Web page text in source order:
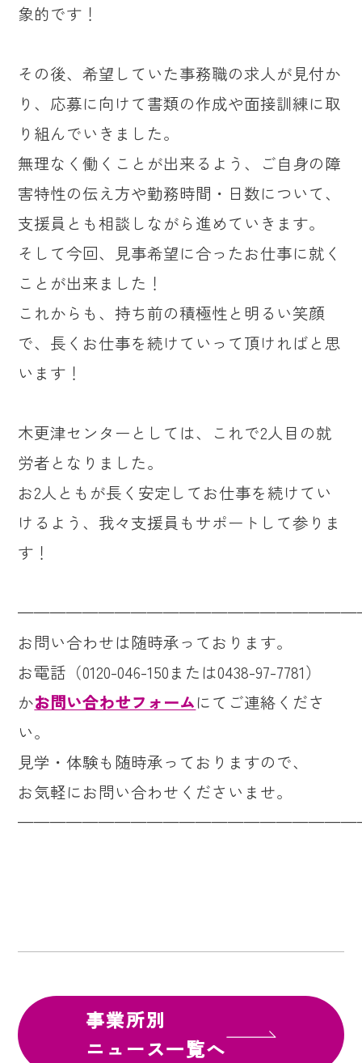
象的です！
その後、希望していた事務職の求人が見付か
り、応募に向けて書類の作成や面接訓練に取
り組んでいきました。
無理なく働くことが出来るよう、ご自身の障
害特性の伝え方や勤務時間・日数について、
支援員とも相談しながら進めていきます。
そして今回、見事希望に合ったお仕事に就く
ことが出来ました！
これからも、持ち前の積極性と明るい笑顔
で、長くお仕事を続けていって頂ければと思
います！
木更津センターとしては、これで2人目の就
労者となりました。
お2人ともが長く安定してお仕事を続けてい
けるよう、我々支援員もサポートして参りま
す！
お問い合わせは随時承っております。
お電話（0120-046-150または0438-97-7781）
かお問い合わせフォームにてご連絡くださ
い。
見学・体験も随時承っておりますので、
お気軽にお問い合わせくださいませ。
事業所別
ニュース一覧へ